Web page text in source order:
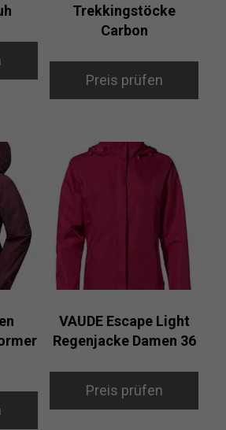
Trekkingstöcke
Carbon
Preis prüfen
VAUDE Escape Light
Regenjacke Damen 36
Preis prüfen